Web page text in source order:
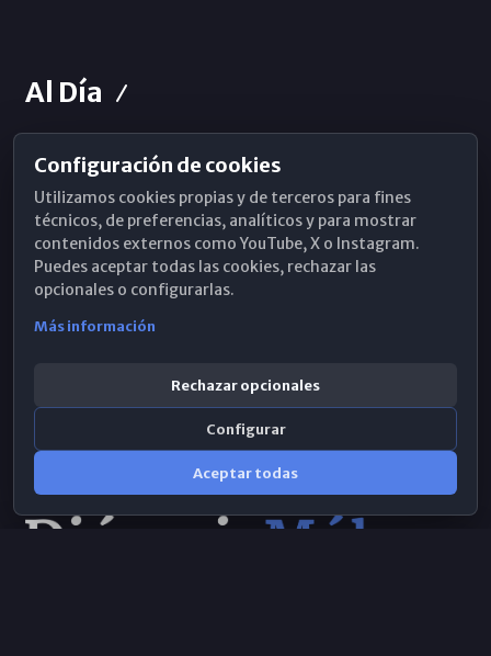
Al Día
Horarios de Misa
Hemeroteca
WhatsApp
Configuración de cookies
Utilizamos cookies propias y de terceros para fines
técnicos, de preferencias, analíticos y para mostrar
contenidos externos como YouTube, X o Instagram.
Puedes aceptar todas las cookies, rechazar las
opcionales o configurarlas.
Más información
Rechazar opcionales
Configurar
Aceptar todas